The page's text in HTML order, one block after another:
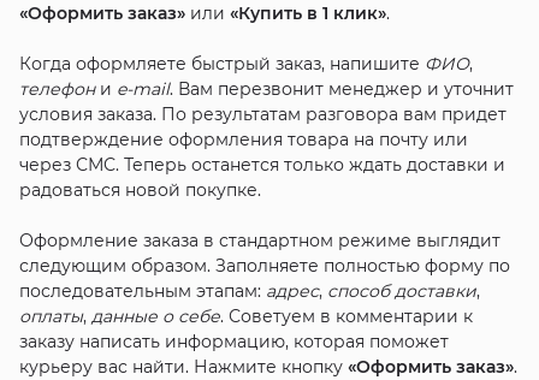
«Оформить заказ»или «Купить в 1 клик».
Когда оформляете быстрый заказ, напишите ФИО,
телефони e-mail. Вам перезвонит менеджер и уточнит
условия заказа. По результатам разговора вам придет
подтверждение оформления товара на почту или
через СМС. Теперь останется только ждать доставки и
радоваться новой покупке.
Оформление заказа в стандартном режиме выглядит
следующим образом. Заполняете полностью форму по
последовательным этапам: адрес, способ доставки,
оплаты, данные о себе. Советуем в комментарии к
заказу написать информацию, которая поможет
курьеру вас найти. Нажмите кнопку «Оформить заказ».